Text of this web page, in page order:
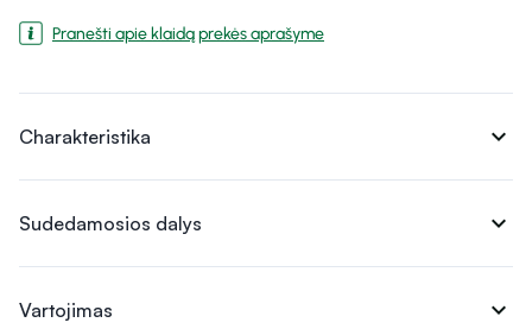
Pranešti apie klaidą prekės aprašyme
Charakteristika expand_more
Sudedamosios dalys expand_more
Vartojimas expand_more